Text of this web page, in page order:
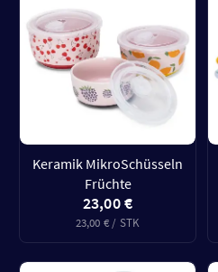
Keramik MikroSchüsseln
Früchte
23,00 €
23,00 € / STK